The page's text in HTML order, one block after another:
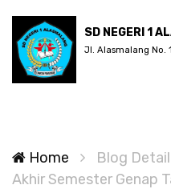
SD NEGERI 1
Jl. Alasmalang No.
Home
Blog
Akhir Semester Genap